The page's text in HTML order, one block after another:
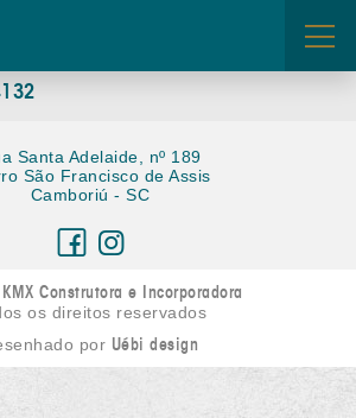
DOS CORRETORES
Santa Adelaide, nº 189
São Francisco de Assis
Camboriú - SC
Construtora e Incorporadora
os direitos reservados
por Uébi design